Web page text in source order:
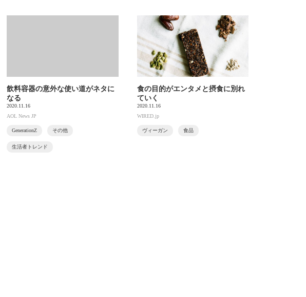
飲料容器の意外な使い道がネタに
なる
2020.11.16
AOL News JP
GenerationZ その他
生活者トレンド
食の目的がエンタメと摂食に別れ
ていく
2020.11.16
WIRED.jp
ヴィーガン 食品